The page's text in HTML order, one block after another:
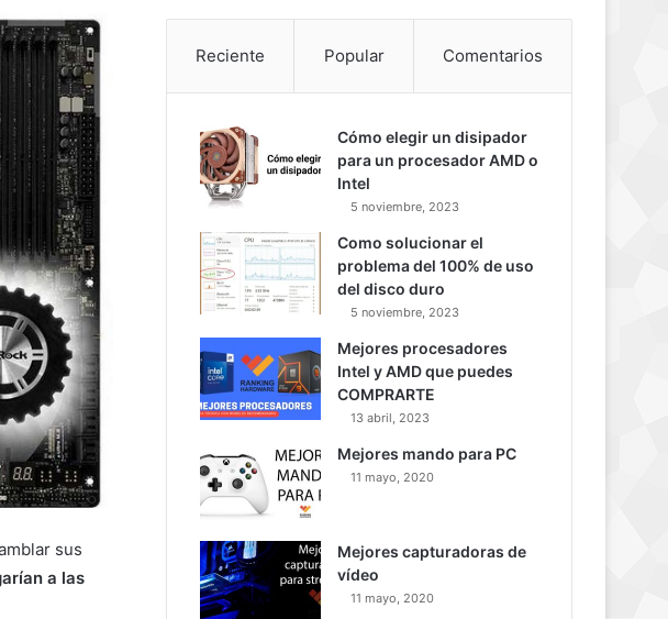
sus
a las
Reciente Popular Comentarios
Cómo elegir un disipador
para un procesador AMD o
Intel
5 noviembre, 2023
Como solucionar el
problema del 100% de uso
del disco duro
5 noviembre, 2023
Mejores procesadores
Intel y AMD que puedes
COMPRARTE
13 abril, 2023
Mejores mando para PC
11 mayo, 2020
Mejores capturadoras de
vídeo
11 mayo, 2020